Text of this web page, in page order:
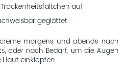
auf
geglättet
morgens und abends nach
oder nach Bedarf, um die Augen
einklopfen.